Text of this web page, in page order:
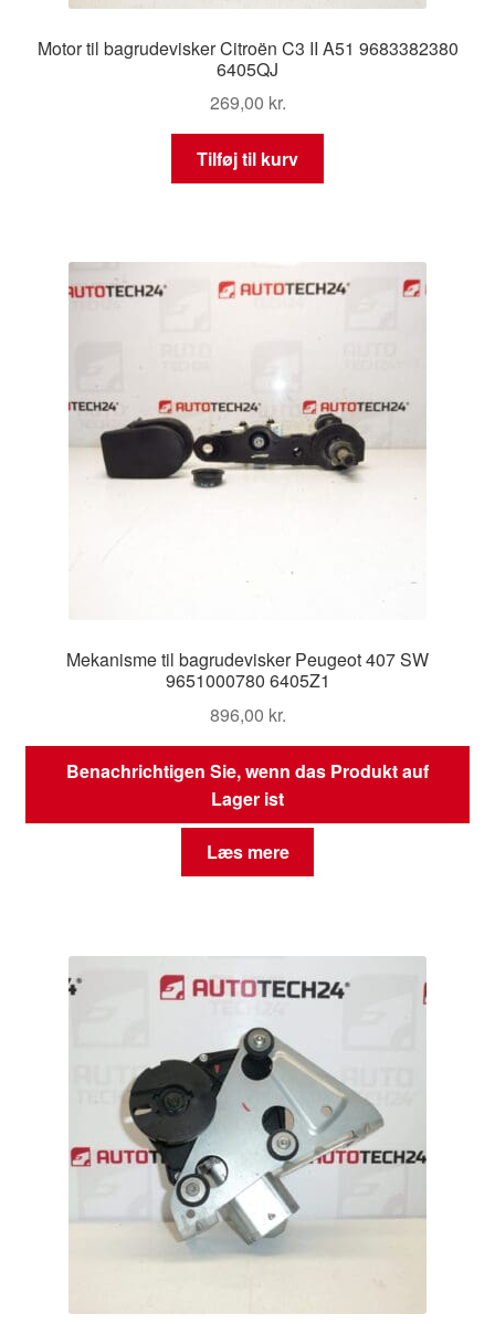
Motor til bagrudevisker Citroën C3 II A51 9683382380
6405QJ
269,00 kr.
Tilføj til kurv
Mekanisme til bagrudevisker Peugeot 407 SW
9651000780 6405Z1
896,00 kr.
Benachrichtigen Sie, wenn das Produkt auf
Lager ist
Læs mere